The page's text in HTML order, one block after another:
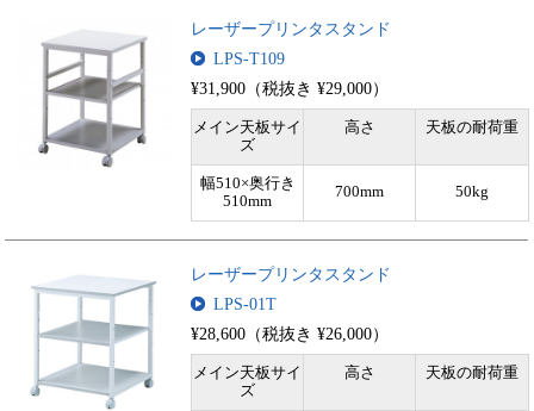
レーザープリンタスタンド
LPS-T109
¥31,900（税抜き ¥29,000）
メイン天板サイ
ズ
高さ 天板の耐荷重
幅510×奥行き
510mm
700mm 50kg
レーザープリンタスタンド
LPS-01T
¥28,600（税抜き ¥26,000）
メイン天板サイ
ズ
高さ 天板の耐荷重